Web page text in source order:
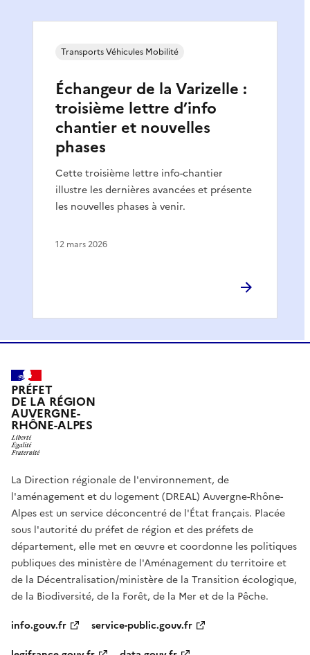
Échangeur de la Varizelle :
troisième lettre d’info
chantier et nouvelles
phases
Cette troisième lettre info-chantier
illustre les dernières avancées et présente
les nouvelles phases à venir.
Transports Véhicules Mobilité
12 mars 2026
PRÉFET
DE LA RÉGION
AUVERGNE-
RHÔNE-ALPES
La Direction régionale de l'environnement, de
l'aménagement et du logement (DREAL) Auvergne-Rhône-
Alpes est un service déconcentré de l'État français. Placée
sous l'autorité du préfet de région et des préfets de
département, elle met en œuvre et coordonne les politiques
publiques des ministère de l'Aménagement du territoire et
de la Décentralisation/ministère de la Transition écologique,
de la Biodiversité, de la Forêt, de la Mer et de la Pêche.
info.gouv.fr
service-public.gouv.fr